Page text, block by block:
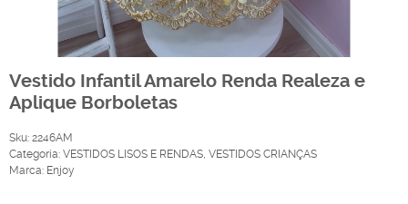
Vestido Infantil Amarelo Renda Realeza e
Aplique Borboletas
Sku: 2246AM
Categoria: VESTIDOS LISOS E RENDAS, VESTIDOS CRIANÇAS
Marca: Enjoy